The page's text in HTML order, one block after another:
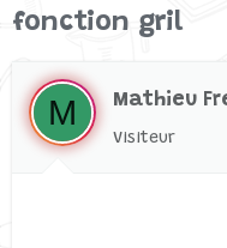
fonction gril
M Mathieu
Visiteur